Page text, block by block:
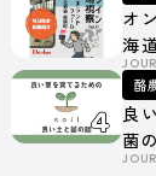
オ
海
フ
酪
良
菌